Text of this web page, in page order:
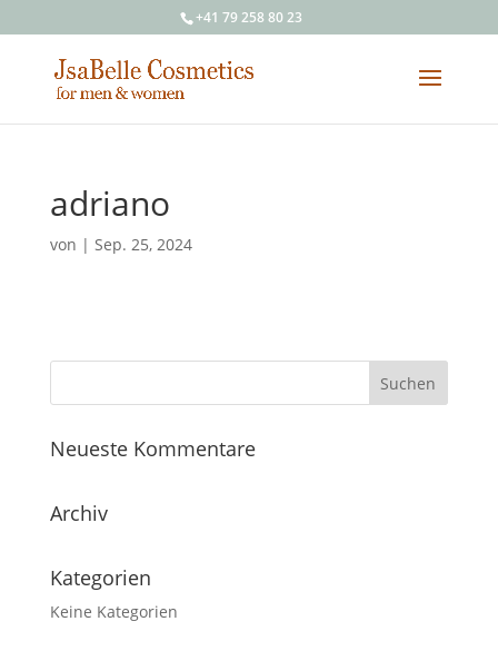
+41 79 258 80 23
adriano
von | Sep. 25, 2024
Neueste Kommentare
Archiv
Kategorien
Keine Kategorien